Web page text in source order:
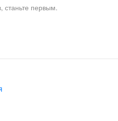
станьте первым.